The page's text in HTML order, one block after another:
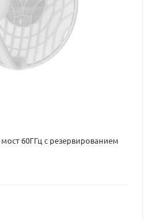
60ГГц с резервированием